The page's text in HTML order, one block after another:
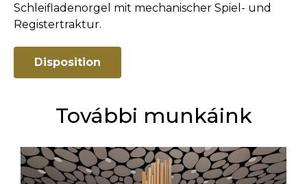
Schleifladenorgel mit mechanischer Spiel- und
Registertraktur.
Disposition
További munkáink